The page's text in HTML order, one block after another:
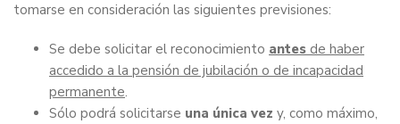
tomarse en consideración las siguientes previsiones:
Se debe solicitar el reconocimiento antes de haber
accedido a la pensión de jubilación o de incapacidad
permanente.
Sólo podrá solicitarse una única vez y, como máximo,